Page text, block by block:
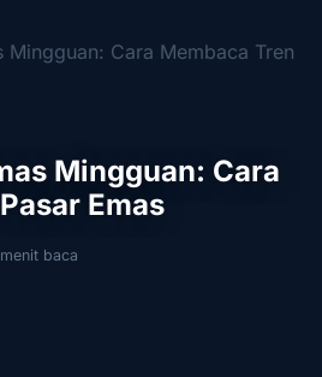
Mingguan: Cara Membaca Tren
Mingguan: Cara
Emas
baca